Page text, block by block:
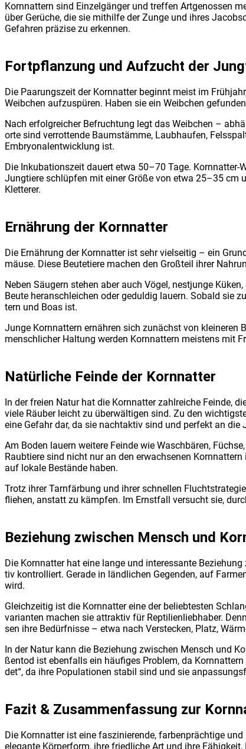
Korn­nat­tern sind Ein­zel­gän­ger und tref­fen Art­ge­nos­sen
über Gerü­che, die sie mit­hil­fe der Zun­ge und ihres
Gefah­ren prä­zi­se zu erken­nen.
Fort­pflan­zung und Auf­zucht der
Die Paa­rungs­zeit der Korn­nat­ter beginnt meist im
Weib­chen auf­zu­spü­ren. Haben sie ein Weib­chen
Nach erfolg­rei­cher Befruch­tung legt das Weib­chen –
or­te sind ver­rot­ten­de Baum­stäm­me, Laub­hau­fen,
Embryo­nal­ent­wick­lung ist.
Die Inku­ba­ti­ons­zeit dau­ert etwa 50–70 Tage. Korn­nat­ter-
Jung­tie­re schlüp­fen mit einer Grö­ße von etwa 25–35 cm
Klet­te­rer.
Ernäh­rung der Korn­nat­ter
Die Ernäh­rung der Korn­nat­ter ist sehr viel­sei­tig – ein
mäu­se. Die­se Beu­te­tie­re machen den Groß­teil ihrer
Neben Säu­gern ste­hen aber auch Vögel, nest­jun­ge
Beu­te her­an­schlei­chen oder gedul­dig lau­ern. Sobald sie
tern und Boas ist.
Jun­ge Korn­nat­tern ernäh­ren sich zunächst von klei­ne­ren
mensch­li­cher Hal­tung wer­den Korn­nat­tern meis­tens mit
Natür­li­che Fein­de der Korn­nat­ter
In der frei­en Natur hat die Korn­nat­ter zahl­rei­che Fein­de,
vie­le Räu­ber leicht zu über­wäl­ti­gen sind. Zu den
eine Gefahr dar, da sie nacht­ak­tiv sind und per­fekt an die
Am Boden lau­ern wei­te­re Fein­de wie Wasch­bä­ren,
Raub­tie­re sind nicht nur an den erwach­se­nen
auf loka­le Bestän­de haben.
Trotz ihrer Tarn­fär­bung und ihrer schnel­len
flie­hen, anstatt zu kämp­fen. Im Ernst­fall ver­sucht sie,
Bezie­hung zwi­schen Mensch und
Die Korn­nat­ter hat eine lan­ge und inter­es­san­te
tiv kon­trol­liert. Gera­de in länd­li­chen Gegen­den, auf
wird.
Gleich­zei­tig ist die Korn­nat­ter eine der belieb­tes­ten
va­ri­an­ten machen sie attrak­tiv für Rep­ti­li­en­lieb­ha­ber.
sen ihre Bedürf­nis­se – etwa nach Ver­ste­cken, Platz,
In der Natur kann die Bezie­hung zwi­schen Mensch und
ßen­tod ist eben­falls ein häu­fi­ges Pro­blem, da
det“, da ihre Popu­la­tio­nen sta­bil sind und sie
Fazit & Zusam­men­fas­sung zur
Die Korn­nat­ter ist eine fas­zi­nie­ren­de, far­ben­präch­ti­ge
ele­gan­te Kör­per­form, ihre fried­li­che Art und ihre